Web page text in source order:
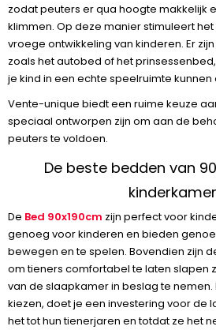
zodat peuters er qua hoogte makkelijk
klimmen. Op deze manier stimuleert
vroege ontwikkeling van kinderen. Er
zoals het autobed of het
je kind in een echte speelruimte
Vente-unique biedt een ruime keuze
speciaal ontworpen zijn om aan de
peuters te voldoen.
De beste bedden van
De Bed 90x190cm zijn perfect voor
genoeg voor kinderen en bieden
bewegen en te spelen. Bovendien zijn
om tieners comfortabel te laten slapen
van de slaapkamer in beslag te
kiezen, doet je een investering voor de
het tot hun tienerjaren en totdat ze het